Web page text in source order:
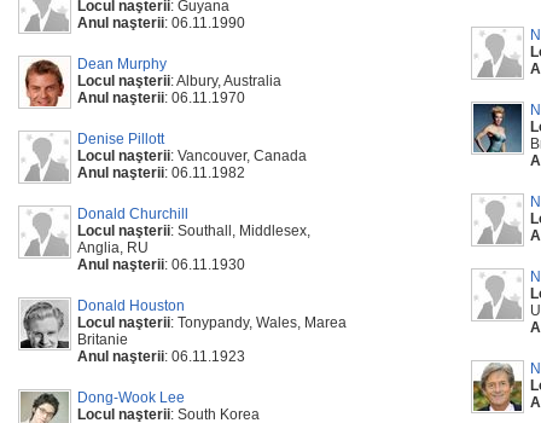
Locul naşterii: Guyana
Anul naşterii: 06.11.1990
Dean Murphy
Locul naşterii: Albury, Australia
Anul naşterii: 06.11.1970
Denise Pillott
Locul naşterii: Vancouver, Canada
Anul naşterii: 06.11.1982
Donald Churchill
Locul naşterii: Southall, Middlesex,
Anglia, RU
Anul naşterii: 06.11.1930
Donald Houston
Locul naşterii: Tonypandy, Wales, Marea
Britanie
Anul naşterii: 06.11.1923
Dong-Wook Lee
Locul naşterii: South Korea